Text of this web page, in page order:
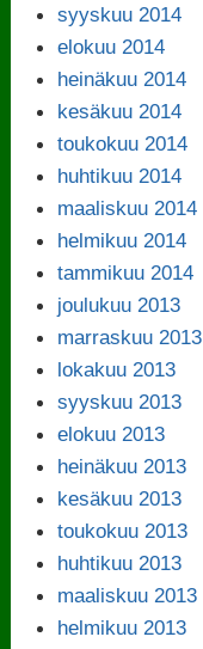
syyskuu 2014
elokuu 2014
heinäkuu 2014
kesäkuu 2014
toukokuu 2014
huhtikuu 2014
maaliskuu 2014
helmikuu 2014
tammikuu 2014
joulukuu 2013
marraskuu 2013
lokakuu 2013
syyskuu 2013
elokuu 2013
heinäkuu 2013
kesäkuu 2013
toukokuu 2013
huhtikuu 2013
maaliskuu 2013
helmikuu 2013